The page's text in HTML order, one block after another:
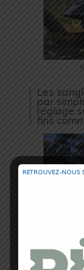
Les
par
réglage
fins
RETROUVEZ-NOUS